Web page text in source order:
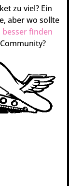
zu viel? Ein
aber wo sollte
besser finden